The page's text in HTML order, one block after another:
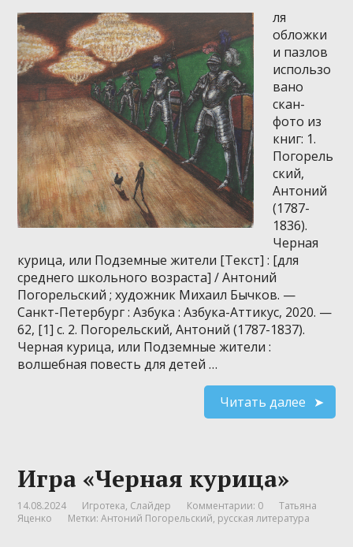
ля
обложки
и пазлов
использо
вано
скан-
фото из
книг: 1.
Погорель
ский,
Антоний
(1787-
1836).
Черная
курица, или Подземные жители [Текст] : [для
среднего школьного возраста] / Антоний
Погорельский ; художник Михаил Бычков. —
Санкт-Петербург : Азбука : Азбука-Аттикус, 2020. —
62, [1] с. 2. Погорельский, Антоний (1787-1837).
Черная курица, или Подземные жители :
волшебная повесть для детей …
Читать далее
Игра «Черная курица»
14.08.2024 Игротека, Слайдер Комментарии: 0
Татьяна
Яценко
Метки:Антоний Погорельский, русская литература